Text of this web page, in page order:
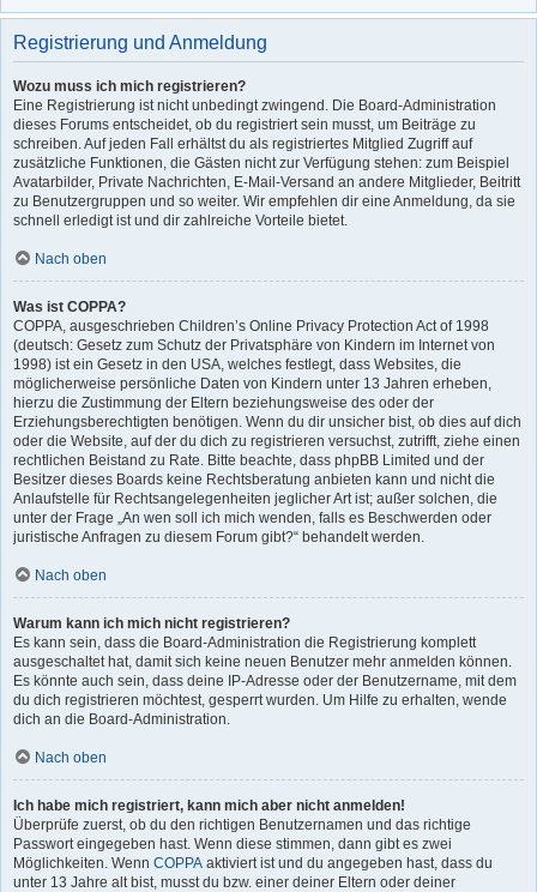
Registrierung und Anmeldung
Wozu muss ich mich registrieren?
Eine Registrierung ist nicht unbedingt zwingend. Die Board-Administration
dieses Forums entscheidet, ob du registriert sein musst, um Beiträge zu
schreiben. Auf jeden Fall erhältst du als registriertes Mitglied Zugriff auf
zusätzliche Funktionen, die Gästen nicht zur Verfügung stehen: zum Beispiel
Avatarbilder, Private Nachrichten, E-Mail-Versand an andere Mitglieder, Beitritt
zu Benutzergruppen und so weiter. Wir empfehlen dir eine Anmeldung, da sie
schnell erledigt ist und dir zahlreiche Vorteile bietet.
Nach oben
Was ist COPPA?
COPPA, ausgeschrieben Children’s Online Privacy Protection Act of 1998
(deutsch: Gesetz zum Schutz der Privatsphäre von Kindern im Internet von
1998) ist ein Gesetz in den USA, welches festlegt, dass Websites, die
möglicherweise persönliche Daten von Kindern unter 13 Jahren erheben,
hierzu die Zustimmung der Eltern beziehungsweise des oder der
Erziehungsberechtigten benötigen. Wenn du dir unsicher bist, ob dies auf dich
oder die Website, auf der du dich zu registrieren versuchst, zutrifft, ziehe einen
rechtlichen Beistand zu Rate. Bitte beachte, dass phpBB Limited und der
Besitzer dieses Boards keine Rechtsberatung anbieten kann und nicht die
Anlaufstelle für Rechtsangelegenheiten jeglicher Art ist; außer solchen, die
unter der Frage „An wen soll ich mich wenden, falls es Beschwerden oder
juristische Anfragen zu diesem Forum gibt?“ behandelt werden.
Nach oben
Warum kann ich mich nicht registrieren?
Es kann sein, dass die Board-Administration die Registrierung komplett
ausgeschaltet hat, damit sich keine neuen Benutzer mehr anmelden können.
Es könnte auch sein, dass deine IP-Adresse oder der Benutzername, mit dem
du dich registrieren möchtest, gesperrt wurden. Um Hilfe zu erhalten, wende
dich an die Board-Administration.
Nach oben
Ich habe mich registriert, kann mich aber nicht anmelden!
Überprüfe zuerst, ob du den richtigen Benutzernamen und das richtige
Passwort eingegeben hast. Wenn diese stimmen, dann gibt es zwei
Möglichkeiten. Wenn COPPA aktiviert ist und du angegeben hast, dass du
unter 13 Jahre alt bist, musst du bzw. einer deiner Eltern oder deiner